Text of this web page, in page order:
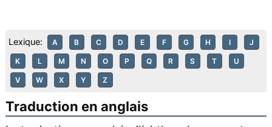
Lexique: A B C D E F G H I J
K L M N O P Q R S T U
V W X Y Z
Traduction en anglais